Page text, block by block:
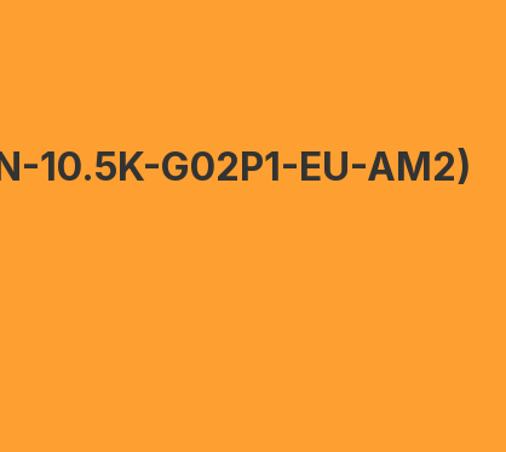
10.5K-G02P1-EU-AM2)